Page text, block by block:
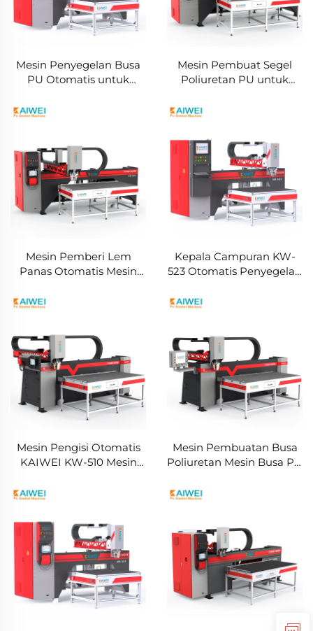
Mesin Penyegelan Busa
PU Otomatis untuk
Listrik Lemari Rittal
Mesin Pembuat Segel
Poliuretan PU untuk
Mesin Pemberi Lem
Panas Otomatis Mesin
Lampu Otomotif
Kepala Campuran KW-
523 Otomatis Penyegelan
Otomatis Dispenser Lem
Mesin Pengisi Otomatis
KAIWEI KW-510 Mesin
Mesin Pengeleman
Mesin Pembuatan Busa
Poliuretan Mesin Busa PU
Saklar Listrik